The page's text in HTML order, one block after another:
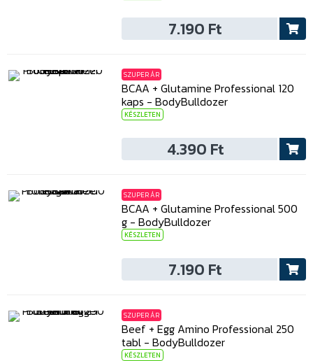
7.190 Ft
SZUPER ÁR
BCAA + Glutamine Professional 120
kaps - BodyBulldozer
KÉSZLETEN
4.390 Ft
SZUPER ÁR
BCAA + Glutamine Professional 500
g - BodyBulldozer
KÉSZLETEN
7.190 Ft
SZUPER ÁR
Beef + Egg Amino Professional 250
tabl - BodyBulldozer
KÉSZLETEN